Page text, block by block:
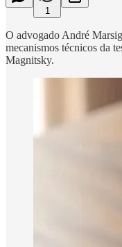
1
O advogado André
mecanismos técnicos da
Magnitsky.